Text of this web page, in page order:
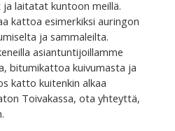
laitatat kuntoon meillä.
kattoa esimerkiksi auringon
ja sammaleilta.
asiantuntijoillamme
bitumikattoa kuivumasta ja
katto kuitenkin alkaa
Toivakassa, ota yhteyttä,